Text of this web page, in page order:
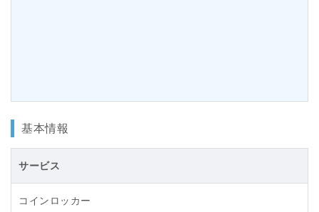
基本情報
サービス
コインロッカー